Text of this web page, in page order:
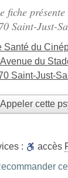
fiche
Saint-Just-
Santé du
du
Saint-Just-
cette
: accès